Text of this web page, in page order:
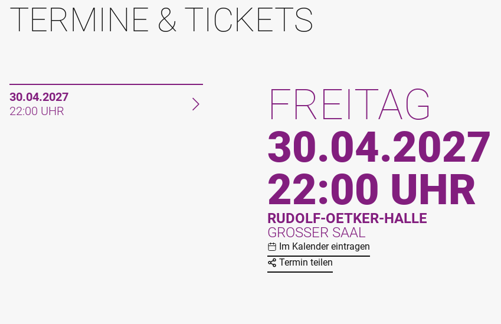
TERMINE & TICKETS
30.04.2027
22:00 UHR
FREITAG
30.04.2027
22:00 UHR
RUDOLF-OETKER-HALLE
GROSSER SAAL
Im Kalender eintragen
Termin teilen